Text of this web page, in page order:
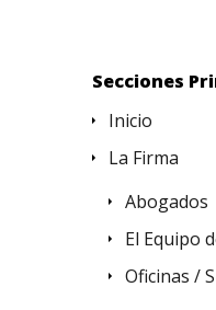
Secciones
Inicio
La Firma
Abogados
El Equipo
Oficinas /